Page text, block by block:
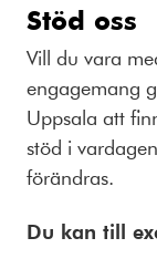
Stöd oss
Vill du vara
engagemang
Uppsala att
stöd i
förändras.
Du kan till